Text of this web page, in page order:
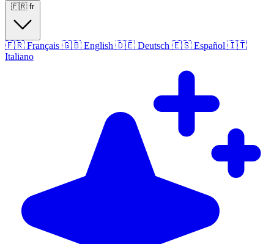
🇫🇷 fr
🇫🇷 Français 🇬🇧 English 🇩🇪 Deutsch 🇪🇸 Español 🇮🇹
Italiano